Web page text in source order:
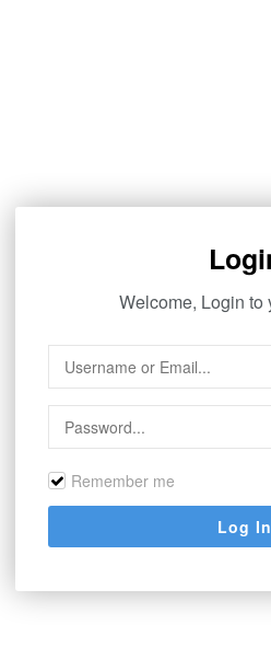
Welcome, Login to
Remember me